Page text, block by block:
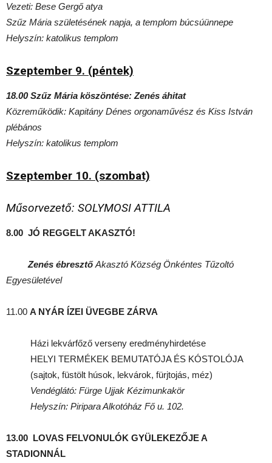
Vezeti: Bese Gergő atya
Szűz Mária születésének napja, a templom búcsúünnepe
Helyszín: katolikus templom
Szeptember 9. (péntek)
18.00 Szűz Mária köszöntése: Zenés áhitat
Közreműködik: Kapitány Dénes orgonaművész és Kiss István
plébános
Helyszín: katolikus templom
Szeptember 10. (szombat)
Műsorvezető: SOLYMOSI ATTILA
8.00 JÓ REGGELT AKASZTÓ!
Zenés ébresztő Akasztó Község Önkéntes Tűzoltó
Egyesületével
11.00 A NYÁR ÍZEI ÜVEGBE ZÁRVA
Házi lekvárfőző verseny eredményhirdetése
HELYI TERMÉKEK BEMUTATÓJA ÉS KÓSTOLÓJA
(sajtok, füstölt húsok, lekvárok, fürjtojás, méz)
Vendéglátó: Fürge Ujjak Kézimunkakör
Helyszín: Piripara Alkotóház Fő u. 102.
13.00 LOVAS FELVONULÓK GYÜLEKEZŐJE A
STADIONNÁL